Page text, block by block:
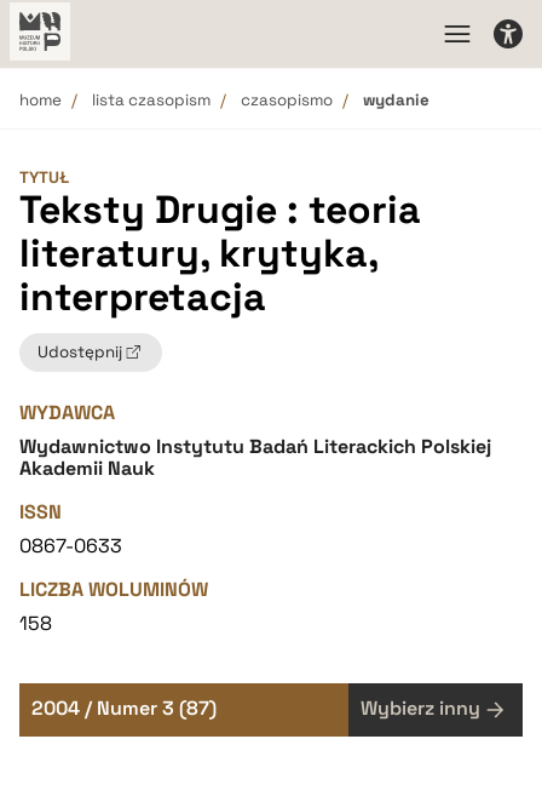
home lista czasopism czasopismo wydanie
TYTUŁ
Teksty Drugie : teoria
literatury, krytyka,
interpretacja
Udostępnij
WYDAWCA
Wydawnictwo Instytutu Badań Literackich Polskiej
Akademii Nauk
ISSN
0867-0633
LICZBA WOLUMINÓW
158
2004 / Numer 3 (87) Wybierz inny